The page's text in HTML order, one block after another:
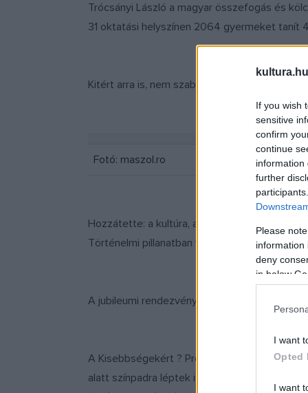
If you wish
sensitive
confirm
continue
information
further
Please
information
deny
in below
I want
Opted
I want
Trócsányi László a magyar összefogás és
31 oktatási helyszínen 2064 gyermeket tanít
Kitért arra is, nem szabad elkényelmesedni,
Fotó: maszol.ro
Hozzátette: a kultúra, a nyelv és a
Történelmi pillanatban vagyunk ma, éljünk
A jubileumi rendezvény, amelynek fővédnöke
A Kisebbségekért ? Pro Minoritate
alatt színpadra léptek idős hagyományőrzők,